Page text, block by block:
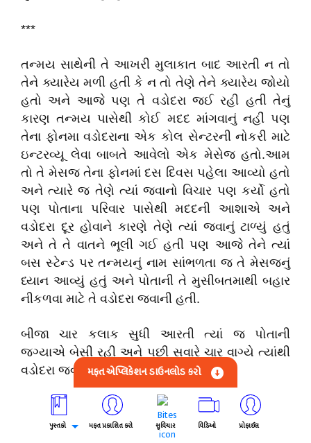
***
તન્મય સાથેની તે આખરી મુલાકાત બાદ આરતી ન તો
તેને ક્યારેય મળી હતી કે ન તો તેણે તેને ક્યારેય જોયો
હતો અને આજે પણ તે વડોદરા જઈ રહી હતી તેનું
કારણ તન્મય પાસેથી કોઈ મદદ માંગવાનું નહીં પણ
તેના ફોનમા વડોદરાના એક કોલ સેન્ટરની નોકરી માટે
ઇન્ટરવ્યૂ લેવા બાબતે આવેલો એક મેસેજ હતો.આમ
તો તે મેસજ તેના ફોનમાં દસ દિવસ પહેલા આવ્યો હતો
અને ત્યારે જ તેણે ત્યાં જવાનો વિચાર પણ કર્યો હતો
પણ પોતાના પરિવાર પાસેથી મદદની આશાએ અને
વડોદરા દૂર હોવાને કારણે તેણે ત્યાં જવાનું ટાળ્યું હતું
અને તે તે વાતને ભૂલી ગઈ હતી પણ આજે તેને ત્યાં
બસ સ્ટેન્ડ પર તન્મયનું નામ સાંભળતા જ તે મેસજનું
ધ્યાન આવ્યું હતું અને પોતાની તે મુસીબતમાથી બહાર
નીકળવા માટે તે વડોદરા જવાની હતી.
બીજા ચાર કલાક સુધી આરતી ત્યાં જ પોતાની
જગ્યાએ બેસી રહી અને પછી સવારે ચાર વાગ્યે ત્યાંથી
વડોદરા જવાની બસમાં બેસી ગઈ.
સવારે સાત વાગ્યે આરતી વડોદરા બસ સ્ટેન્ડમાં હતી.
મફત એપ્લિકેશન ડાઉનલોડ કરો
પુસ્તકો મફત પ્રકાશિત કરો સુવિચાર વિડિઓ પ્રોફાઈલ